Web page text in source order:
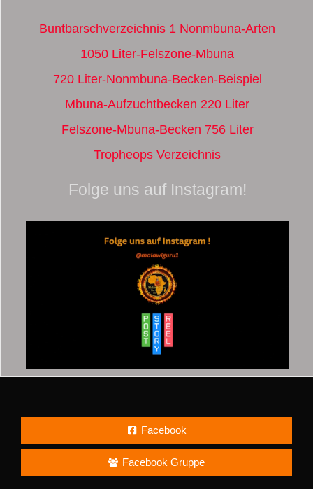
Buntbarschverzeichnis 1 Nonmbuna-Arten
1050 Liter-Felszone-Mbuna
720 Liter-Nonmbuna-Becken-Beispiel
Mbuna-Aufzuchtbecken 220 Liter
Felszone-Mbuna-Becken 756 Liter
Tropheops Verzeichnis
Folge uns auf Instagram!
Facebook
Facebook Gruppe